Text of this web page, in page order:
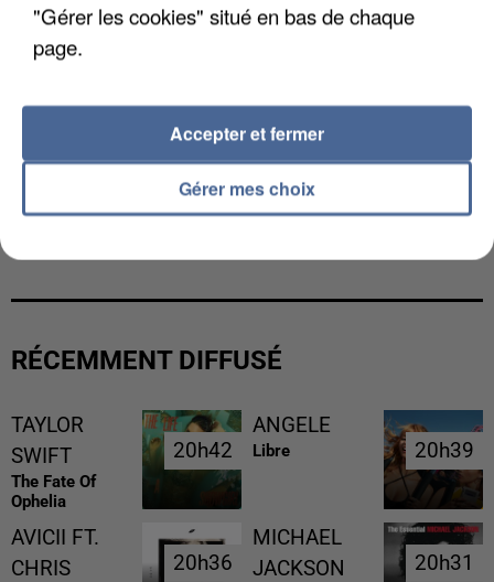
UNE TOURISTE DE L’OISE EMPORTÉE PAR UNE
RÉCEMMENT DIFFUSÉ
TAYLOR
SWIFT
The Fate Of
Ophelia
20h42
20h42
ANGELE
Libre 20h39
20h39
AVICII FT.
CHRIS
20h36
20h36
MICHAEL
JACKSON
20h31
20h31
"Gérer les cookies" situé en bas de chaque
page.
Gérer mes choix
Accepter et fermer